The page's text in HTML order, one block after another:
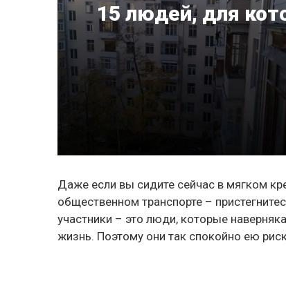
15 людей, для
Даже если вы сидите сейчас в мягком
общественном транспорте –
участники – это люди, которые
жизнь. Поэтому они так спокойно ею